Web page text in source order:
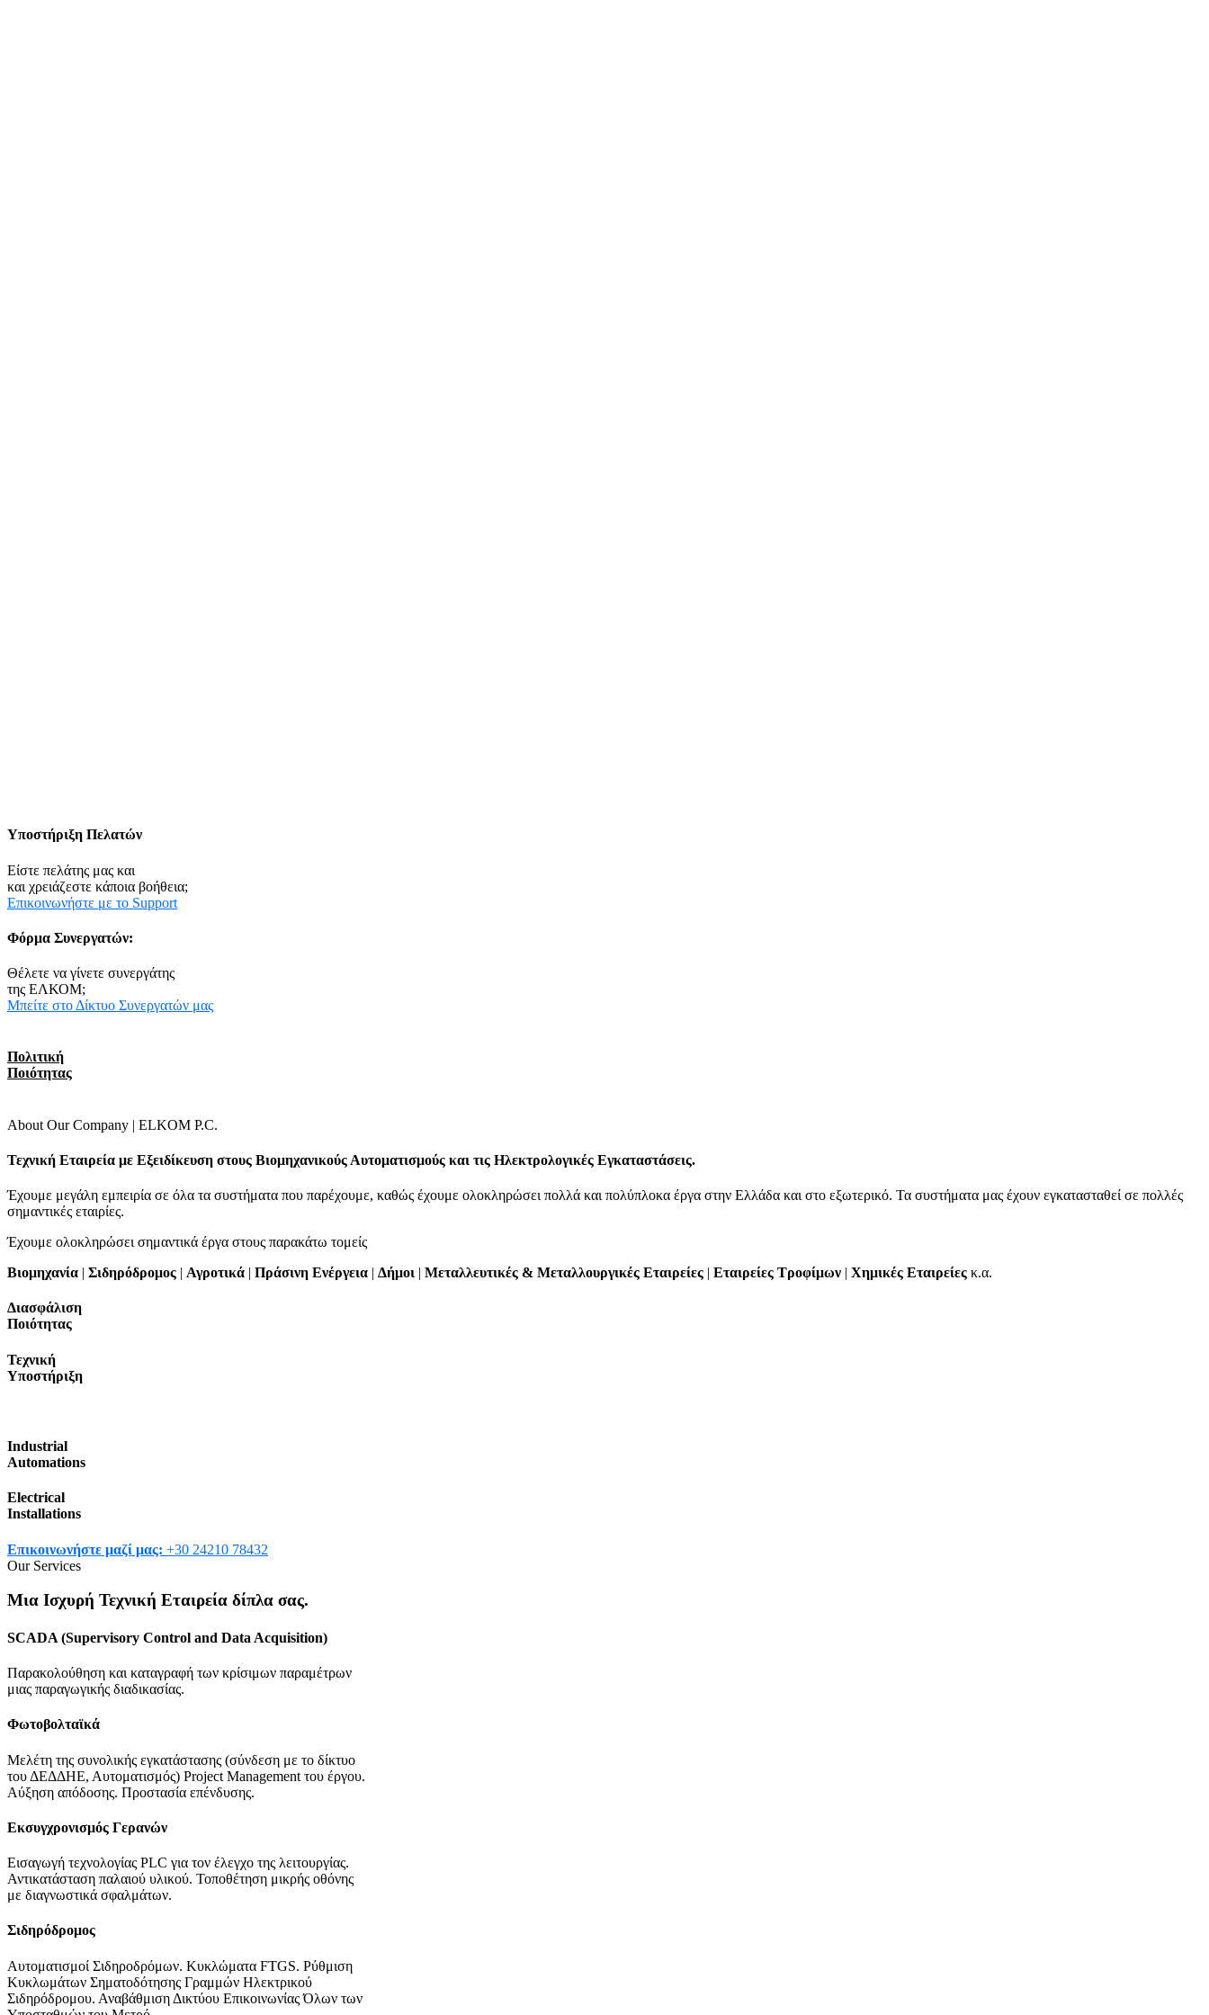
Υποστήριξη Πελατών
Είστε πελάτης μας και
και χρειάζεστε κάποια βοήθεια;
Επικοινωνήστε με το Support
Φόρμα Συνεργατών:
Θέλετε να γίνετε συνεργάτης
της ΕΛΚΟΜ;
Μπείτε στο Δίκτυο Συνεργατών μας
Πολιτική
Ποιότητας
About Our Company | ELKOM P.C.
Τεχνική Εταιρεία με Εξειδίκευση στους Βιομηχανικούς Αυτοματισμούς και τις Ηλεκτρολογικές Εγκαταστάσεις.
Έχουμε μεγάλη εμπειρία σε όλα τα συστήματα που παρέχουμε, καθώς έχουμε ολοκληρώσει πολλά και πολύπλοκα έργα στην Ελλάδα και στο εξωτερικό. Τα συστήματα μας έχουν εγκατασταθεί σε πολλές
σημαντικές εταιρίες.
Έχουμε ολοκληρώσει σημαντικά έργα στους παρακάτω τομείς
Βιομηχανία | Σιδηρόδρομος | Αγροτικά | Πράσινη Ενέργεια | Δήμοι | Μεταλλευτικές & Μεταλλουργικές Εταιρείες | Εταιρείες Τροφίμων | Χημικές Εταιρείες κ.α.
Διασφάλιση
Ποιότητας
Τεχνική
Υποστήριξη
Industrial
Automations
Electrical
Installations
Επικοινωνήστε μαζί μας: +30 24210 78432
Our Services
Μια Ισχυρή Τεχνική Εταιρεία δίπλα σας.
SCADA (Supervisory Control and Data Acquisition)
Παρακολούθηση και καταγραφή των κρίσιμων παραμέτρων
μιας παραγωγικής διαδικασίας.
Φωτοβολταϊκά
Μελέτη της συνολικής εγκατάστασης (σύνδεση με το δίκτυο
του ΔΕΔΔΗΕ, Αυτοματισμός) Project Management του έργου.
Αύξηση απόδοσης. Προστασία επένδυσης.
Εκσυγχρονισμός Γερανών
Εισαγωγή τεχνολογίας PLC για τον έλεγχο της λειτουργίας.
Αντικατάσταση παλαιού υλικού. Τοποθέτηση μικρής οθόνης
με διαγνωστικά σφαλμάτων.
Σιδηρόδρομος
Αυτοματισμοί Σιδηροδρόμων. Κυκλώματα FTGS. Ρύθμιση
Κυκλωμάτων Σηματοδότησης Γραμμών Ηλεκτρικού
Σιδηρόδρομου. Αναβάθμιση Δικτύου Επικοινωνίας Όλων των